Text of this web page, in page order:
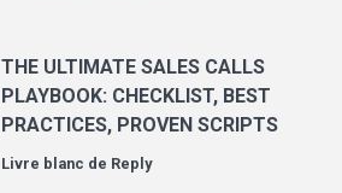
THE ULTIMATE SALES CALLS
PLAYBOOK: CHECKLIST, BEST
PRACTICES, PROVEN SCRIPTS
Livre blanc de Reply